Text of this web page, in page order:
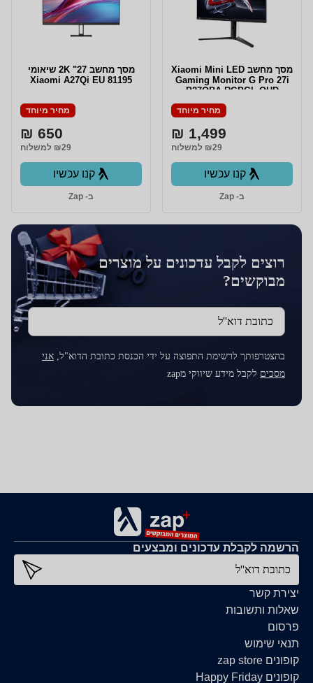
מסך מחשב Xiaomi Mini LED
Gaming Monitor G Pro 27i
P27QBA-RGPGL QHD
מחיר מיוחד
1,499 ₪
₪29 למשלוח
קנו עכשיו
ב- Zap
מסך מחשב 27" 2K שיאומי
Xiaomi A27Qi EU 81195
מחיר מיוחד
650 ₪
₪29 למשלוח
קנו עכשיו
ב- Zap
רוצים לקבל עדכונים על מוצרים
מבוקשים?
כתובת דוא''ל
בהצטרפותך לרשימת התפוצה על ידי הכנסת כתובת הדוא"ל, אני
מסכים לקבל מידע שיווקי מzap
יצירת קשר
שאלות ותשובות
פרסום
תנאי שימוש
קופונים zap store
קופונים Happy Friday
הרשמה לקבלת עדכונים ומבצעים
כתובת דוא''ל